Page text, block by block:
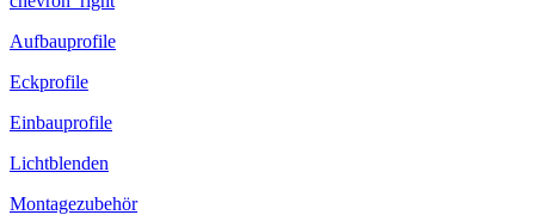
Aufbauprofile
Eckprofile
Einbauprofile
Lichtblenden
Montagezubehör